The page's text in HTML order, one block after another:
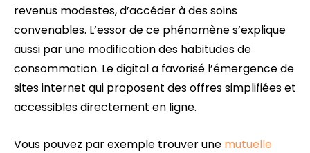
revenus modestes, d’accéder à des soins
convenables. L’essor de ce phénomène s’explique
aussi par une modification des habitudes de
consommation. Le digital a favorisé l’émergence de
sites internet qui proposent des offres simplifiées et
accessibles directement en ligne.
Vous pouvez par exemple trouver une mutuelle